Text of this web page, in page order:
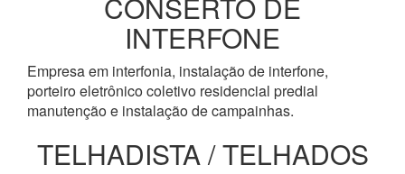
INTERFONE
Empresa em interfonia, instalação de interfone,
porteiro eletrônico coletivo residencial predial
manutenção e instalação de campainhas.
TELHADISTA / TELHADOS